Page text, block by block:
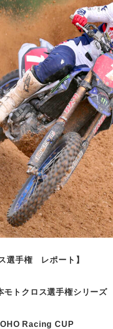
選手権 レポート 】
モトクロス選手権シリーズ
Racing CUP